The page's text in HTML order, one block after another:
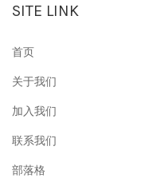
SITE LINK
首页
关于我们
加入我们
联系我们
部落格